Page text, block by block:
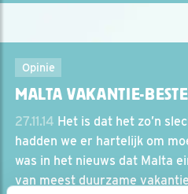
Opinie
MALTA VAKANTIE-
27.11.14 Het is dat het zo’n
hadden we er hartelijk om
was in het nieuws dat Malta
van meest duurzame